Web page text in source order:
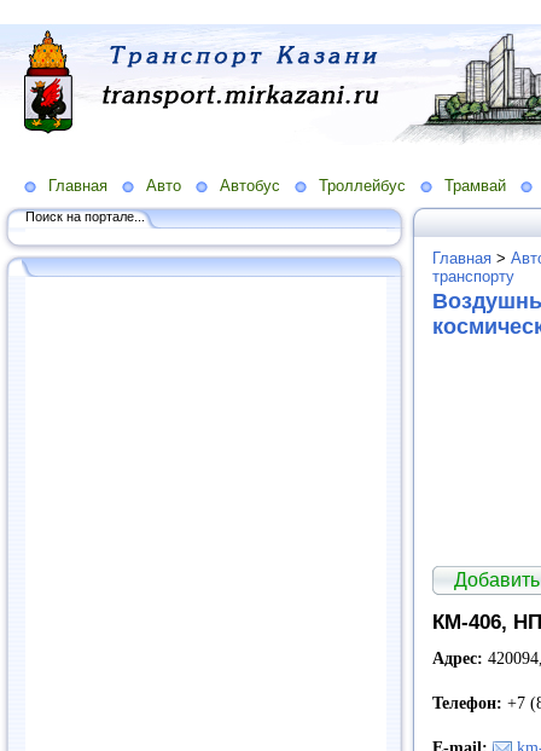
Главная Авто Автобус Троллейбус Трамвай
Поиск на портале...
Главная >
транспорту
КМ-406,
Адрес:
Телефон: +7